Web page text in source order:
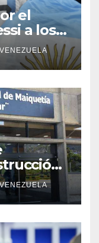
el
a los
en el